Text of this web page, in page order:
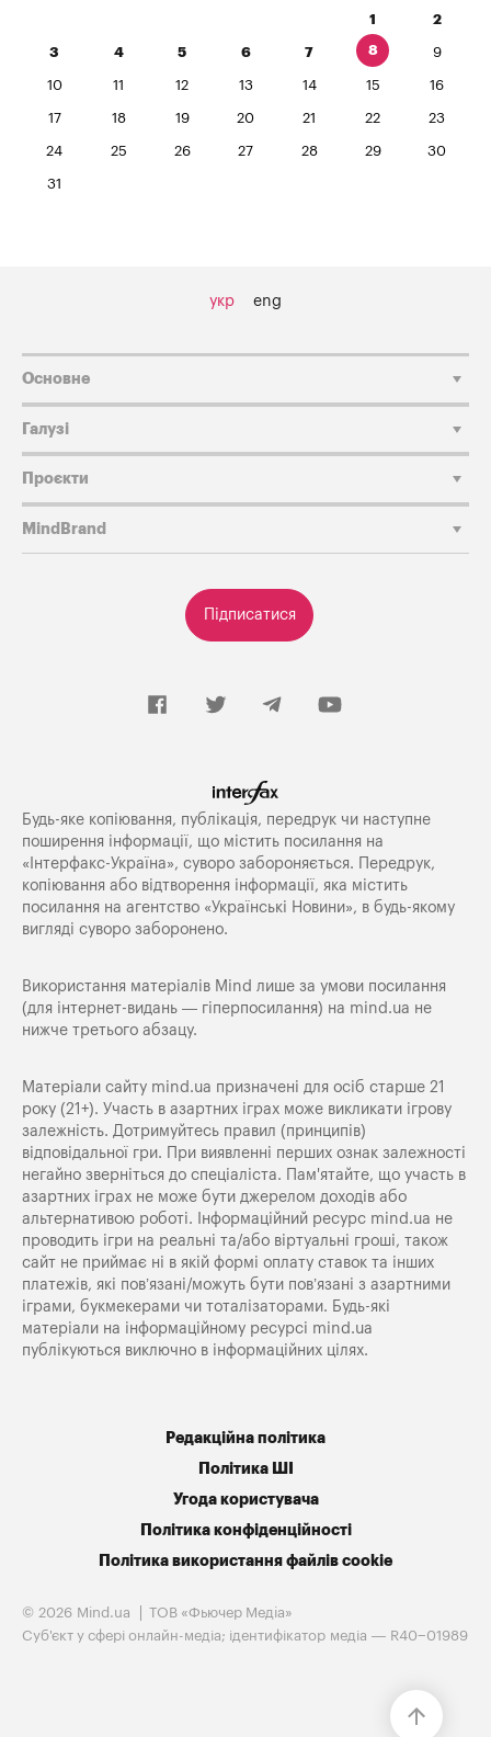
1 2
3 4 5 6 7 8 9
10 11 12 13 14 15 16
17 18 19 20 21 22 23
24 25 26 27 28 29 30
31
укр eng
Підписатися
Основне
Галузі
Проєкти
MindBrand
Будь-яке копiювання, публiкацiя, передрук чи наступне
поширення iнформацiї, що мiстить посилання на
«Iнтерфакс-Україна», суворо забороняється. Передрук,
копіювання або відтворення інформації, яка містить
посилання на агентство «Українські Новини», в будь-якому
вигляді суворо заборонено.
Використання матеріалів Mind лише за умови посилання
(для інтернет-видань — гіперпосилання) на mind.ua не
нижче третього абзацу.
Матеріали сайту mind.ua призначені для осіб старше 21
року (21+). Участь в азартних іграх може викликати ігрову
залежність. Дотримуйтесь правил (принципів)
відповідальної гри. При виявленні перших ознак залежності
негайно зверніться до спеціаліста. Пам'ятайте, що участь в
азартних іграх не може бути джерелом доходів або
альтернативою роботі. Інформаційний ресурс mind.ua не
проводить ігри на реальні та/або віртуальні гроші, також
сайт не приймає ні в якій формі оплату ставок та інших
платежів, які пов’язані/можуть бути пов’язані з азартними
іграми, букмекерами чи тоталізаторами. Будь-які
матеріали на інформаційному ресурсі mind.ua
публікуються виключно в інформаційних цілях.
Редакційна політика
Політика ШІ
Угода користувача
Політика конфіденційності
Політика використання файлів cookie
© 2026 Mind.ua
ТОВ «Фьючер Медiа»
Cуб'єкт у сфері онлайн-медіа; ідентифікатор медіа — R40−01989